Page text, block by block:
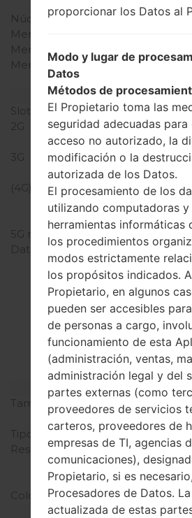
Núcleos de UCP
cuatro
Memoria RAM
Memoria interna
Memoria externa
Red y Datos
Slot de tarjeta
1
2G
850/
3G
UMTS
MHz
(4G) LTE
LTE
700/
00,
5G network
-
Datos
GPRS/
C12/
SUPA
21.1/
42.2/
1x/
A/
Rev
Pantalla
Tamaño de la pantalla
5.3
Tipo de Pantalla
IPS
Resolución de Pantalla
1440
Colores de pantalla
16M
Batería y
proporcionar los Datos al
Modo y lugar de
Datos
Métodos de
El Propietario toma las
seguridad adecuadas para
acceso no autorizado, la
modificación o la
autorizada de los Datos.
El procesamiento de los
utilizando computadoras
herramientas informáticas
los procedimientos
modos estrictamente
los propósitos indicados.
Propietario, en algunos
pueden ser accesibles
de personas a cargo,
funcionamiento de esta
(administración, ventas,
administración legal y del
partes externas (como
proveedores de servicios
carteros, proveedores de
empresas de TI, agencias
comunicaciones),
Propietario, si es
Procesadores de Datos.
actualizada de estas